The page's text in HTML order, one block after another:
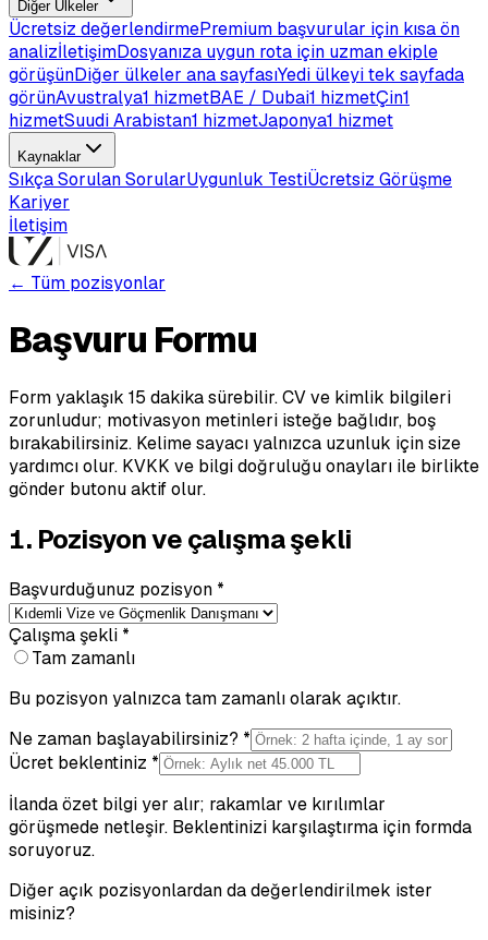
Diğer Ülkeler
Ücretsiz değerlendirmePremium başvurular için kısa ön
analizİletişimDosyanıza uygun rota için uzman ekiple
görüşünDiğer ülkeler ana sayfasıYedi ülkeyi tek sayfada
görünAvustralya1 hizmetBAE / Dubai1 hizmetÇin1
hizmetSuudi Arabistan1 hizmetJaponya1 hizmet
Kaynaklar
Sıkça Sorulan SorularUygunluk TestiÜcretsiz Görüşme
Kariyer
İletişim
← Tüm pozisyonlar
Başvuru Formu
Form yaklaşık 15 dakika sürebilir. CV ve kimlik bilgileri
zorunludur; motivasyon metinleri isteğe bağlıdır, boş
bırakabilirsiniz. Kelime sayacı yalnızca uzunluk için size
yardımcı olur. KVKK ve bilgi doğruluğu onayları ile birlikte
gönder butonu aktif olur.
1. Pozisyon ve çalışma şekli
Başvurduğunuz pozisyon *
Çalışma şekli *
Tam zamanlı
Bu pozisyon yalnızca tam zamanlı olarak açıktır.
Ne zaman başlayabilirsiniz? *
Ücret beklentiniz *
İlanda özet bilgi yer alır; rakamlar ve kırılımlar
görüşmede netleşir. Beklentinizi karşılaştırma için formda
soruyoruz.
Diğer açık pozisyonlardan da değerlendirilmek ister
misiniz?